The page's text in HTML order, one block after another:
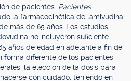
de pacientes. Pacientes
la farmacocinética de lamivudina
más de 65 años. Los estudios
no incluyeron suficiente
años de edad en adelante a fin de
forma diferente de los pacientes
la elección de la dosis para
con cuidado, teniendo en